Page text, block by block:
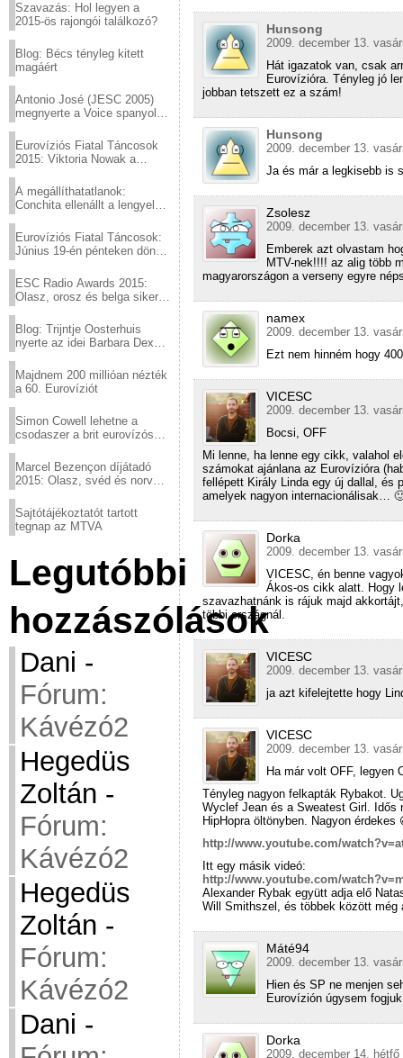
Szavazás: Hol legyen a
2015-ös rajongói találkozó?
Blog: Bécs tényleg kitett
magáért
Antonio José (JESC 2005)
megnyerte a Voice spanyol
Eurovíziós Fiatal Táncosok
2015: Viktoria Nowak a
A megállíthatatlanok:
Conchita ellenállt a lengyel
Eurovíziós Fiatal Táncosok:
Június 19-én pénteken döntő
ESC Radio Awards 2015:
Olasz, orosz és belga siker,
Blog: Trijntje Oosterhuis
nyerte az idei Barbara Dex
Majdnem 200 millióan nézték
a 60. Eurovíziót
Simon Cowell lehetne a
csodaszer a brit eurovízós
Marcel Bezençon díjátadó
2015: Olasz, svéd és norvég
Sajtótájékoztatót tartott
tegnap az MTVA
Legutóbbi
hozzászólások
Dani -
Fórum:
Kávézó2
Hegedüs
Zoltán -
Fórum:
Kávézó2
Hegedüs
Zoltán -
Fórum:
Kávézó2
Dani -
Hunsong
2009. december 13.
Hát igazatok van, csak
Eurovízióra. Tényleg jó
jobban tetszett ez a szám!
Hunsong
2009. december 13.
Ja és már a legkisebb is
Zsolesz
2009. december 13.
Emberek azt olvastam
MTV-nek!!!! az alig több
magyarországon a verseny egyre
namex
2009. december 13.
Ezt nem hinném hogy
VICESC
2009. december 13.
Bocsi, OFF
Mi lenne, ha lenne egy cikk, valahol
számokat ajánlana az Eurovízióra
fellépett Király Linda egy új dallal, és
amelyek nagyon internacionálisak…
Dorka
2009. december 13.
VICESC, én benne
Ákos-os cikk alatt. Hogy
szavazhatnánk is rájuk majd
többi országnál.
VICESC
2009. december 13.
ja azt kifelejtette hogy
VICESC
2009. december 13.
Ha már volt OFF, legyen
Tényleg nagyon felkapták Rybakot.
Wyclef Jean és a Sweatest Girl.
HipHopra öltönyben. Nagyon érdekes
http://www.youtube.com/
Itt egy másik videó:
http://www.youtube.com/
Alexander Rybak együtt adja elő
Will Smithszel, és többek között
Máté94
2009. december 13.
Hien és SP ne menjen
Eurovízión úgysem
Dorka
2009. december 14. hétfő